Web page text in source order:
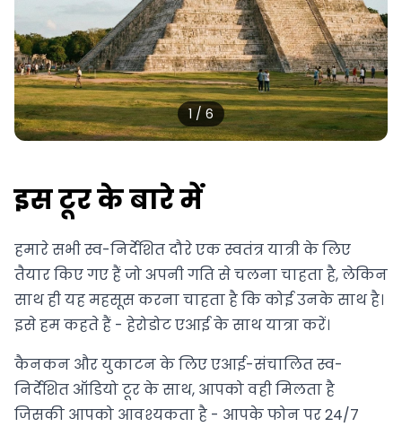
1/ 6
इस टूर के बारे में
हमारे सभी स्व-निर्देशित दौरे एक स्वतंत्र यात्री के लिए
तैयार किए गए हैं जो अपनी गति से चलना चाहता है, लेकिन
साथ ही यह महसूस करना चाहता है कि कोई उनके साथ है।
इसे हम कहते हैं - हेरोडोट एआई के साथ यात्रा करें।
कैनकन और युकाटन के लिए एआई-संचालित स्व-
निर्देशित ऑडियो टूर के साथ, आपको वही मिलता है
जिसकी आपको आवश्यकता है - आपके फोन पर 24/7